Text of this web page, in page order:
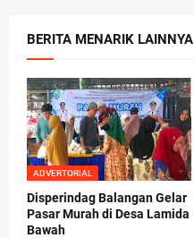
BERITA MENARIK LAINNYA
ADVERTORIAL
Disperindag Balangan Gelar
Pasar Murah di Desa Lamida
Bawah